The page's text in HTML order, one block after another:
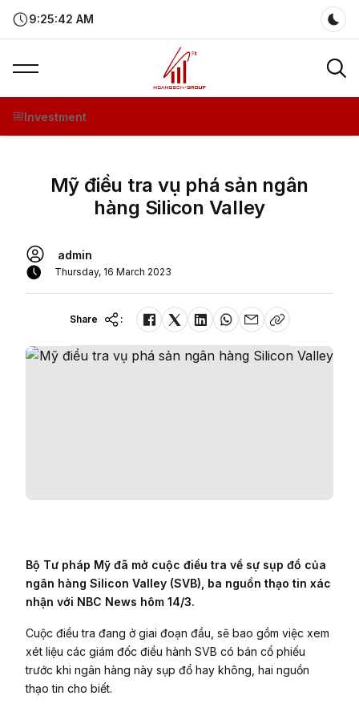
9:25:42 AM
Investment
Mỹ điều tra vụ phá sản ngân
hàng Silicon Valley
admin
Thursday, 16 March 2023
Share :
Bộ Tư pháp Mỹ đã mở cuộc điều tra về sự sụp đổ của
ngân hàng Silicon Valley (SVB), ba nguồn thạo tin xác
nhận với NBC News hôm 14/3.
Cuộc điều tra đang ở giai đoạn đầu, sẽ bao gồm việc xem
xét liệu các giám đốc điều hành SVB có bán cổ phiếu
trước khi ngân hàng này sụp đổ hay không, hai nguồn
thạo tin cho biết.